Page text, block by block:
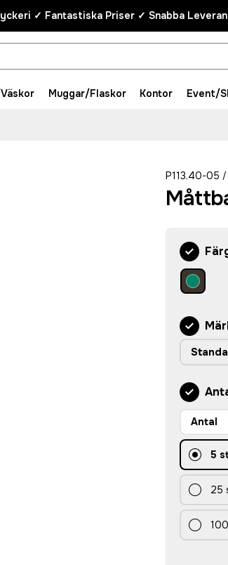
✓ Fantastiska Priser ✓ Snabba
Muggar/Flaskor Kontor Event/
P113.40-05 /
Antal
5
25
100